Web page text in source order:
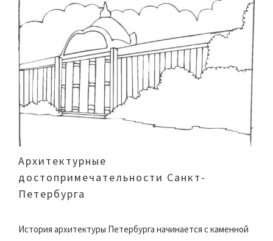
Архитектурные
достопримечательности Санкт-
Петербурга
История архитектуры Петербурга начинается с каменной